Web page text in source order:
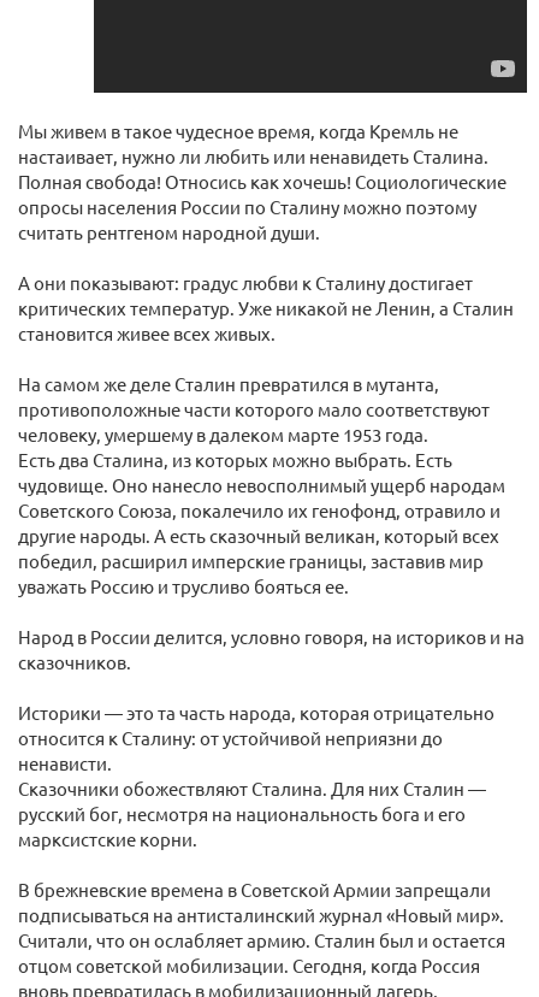
Мы живем в такое чудесное время, когда Кремль не
настаивает, нужно ли любить или ненавидеть Сталина.
Полная свобода! Относись как хочешь! Социологические
опросы населения России по Сталину можно поэтому
считать рентгеном народной души.
А они показывают: градус любви к Сталину достигает
критических температур. Уже никакой не Ленин, а Сталин
становится живее всех живых.
На самом же деле Сталин превратился в мутанта,
противоположные части которого мало соответствуют
человеку, умершему в далеком марте 1953 года.
Есть два Сталина, из которых можно выбрать. Есть
чудовище. Оно нанесло невосполнимый ущерб народам
Советского Союза, покалечило их генофонд, отравило и
другие народы. А есть сказочный великан, который всех
победил, расширил имперские границы, заставив мир
уважать Россию и трусливо бояться ее.
Народ в России делится, условно говоря, на историков и на
сказочников.
Историки — это та часть народа, которая отрицательно
относится к Сталину: от устойчивой неприязни до
ненависти.
Сказочники обожествляют Сталина. Для них Сталин —
русский бог, несмотря на национальность бога и его
марксистские корни.
В брежневские времена в Советской Армии запрещали
подписываться на антисталинский журнал «Новый мир».
Считали, что он ослабляет армию. Сталин был и остается
отцом советской мобилизации. Сегодня, когда Россия
вновь превратилась в мобилизационный лагерь,